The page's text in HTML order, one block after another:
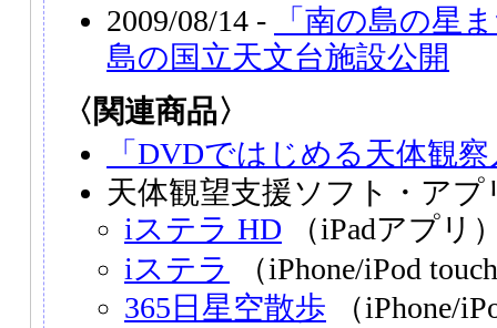
2009/08/14 -
「南の島の星
島の国立天文台施設公開
〈関連商品〉
「DVDではじめる天体観
天体観望支援ソフト・アプ
iステラ HD （iPadアプリ
iステラ
（iPhone/iPod
365日星空散歩 （iPhone/